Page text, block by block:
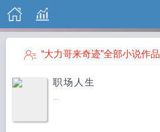
“大力哥来奇迹”全部小说作品
职场人生
...